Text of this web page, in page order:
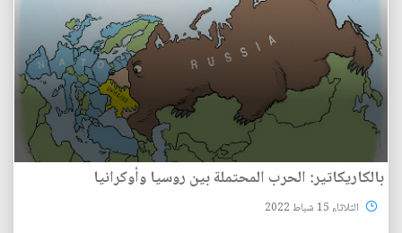
بالكاريكاتير: الحرب المحتملة بين روسيا وأوكرانيا
الثلاثاء 15 شباط 2022